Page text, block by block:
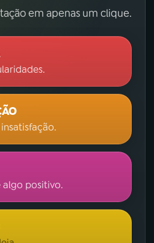
em apenas um clique.
positivo.